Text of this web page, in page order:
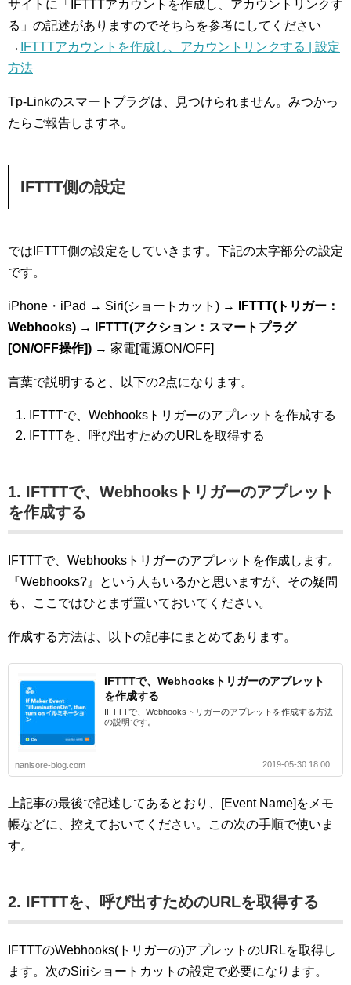
サイトに「IFTTTアカウントを作成し、アカウントリンクす
る」の記述がありますのでそちらを参考にしてください
→ IFTTTアカウントを作成し、アカウントリンクする | 設定
方法
Tp-Linkのスマートプラグは、見つけられません。みつかっ
たらご報告しますネ。
IFTTT側の設定
ではIFTTT側の設定をしていきます。下記の太字部分の設定
です。
iPhone・iPad → Siri(ショートカット) →
IFTTT(トリガー：
Webhooks) → IFTTT(アクション：スマートプラグ
[ON/OFF操作]) → 家電[電源ON/OFF]
言葉で説明すると、以下の2点になります。
IFTTTで、Webhooksトリガーのアプレットを作成する
IFTTTを、呼び出すためのURLを取得する
1. IFTTTで、Webhooksトリガーのアプレット
を作成する
IFTTTで、Webhooksトリガーのアプレットを作成します。
『Webhooks?』という人もいるかと思いますが、その疑問
も、ここではひとまず置いておいてください。
作成する方法は、以下の記事にまとめてあります。
IFTTTで、Webhooksトリガーのアプレット
を作成する
IFTTTで、Webhooksトリガーのアプレットを作成する方法
の説明です。
nanisore-blog.com 2019-05-30 18:00
上記事の最後で記述してあるとおり、[Event Name]をメモ
帳などに、控えておいてください。この次の手順で使いま
す。
2. IFTTTを、呼び出すためのURLを取得する
IFTTTのWebhooks(トリガーの)アプレットのURLを取得し
ます。次のSiriショートカットの設定で必要になります。